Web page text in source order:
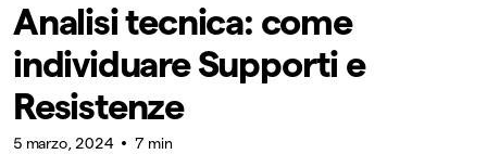
Analisi tecnica: come
individuare Supporti e
Resistenze
5 marzo, 2024 7 min